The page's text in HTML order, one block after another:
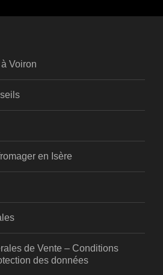
Voiron
en Isère
de Vente – Conditions
des données